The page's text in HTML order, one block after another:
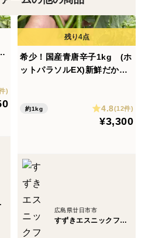
)
ム
希少！国産青唐辛子1kg (ホ
ットパラソルEX)新鮮だから
るだけ！
約1kg 4.8(12件)
¥3,300
広島県廿日市市
すずきエスニックファーム